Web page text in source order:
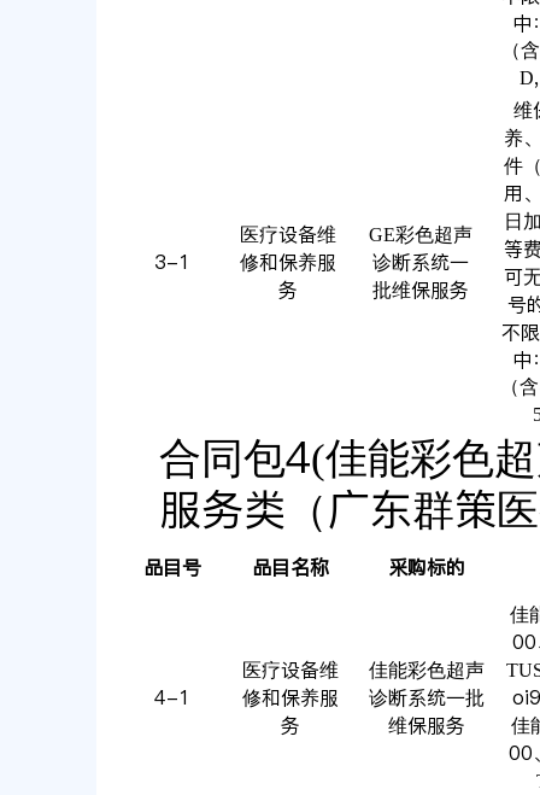
中
（
3-1
医疗设备维
修和保养服
务
GE彩色超声
诊断系统一
批维保服务
维
养
件
用
日
等
可
号
不
中
（
合同包4(佳能彩色
服务类（广东群策
品目号 品目名称 采购标的
4-1
医疗设备维
修和保养服
务
佳能彩色超声
诊断系统一批
维保服务
佳
00
佳
00